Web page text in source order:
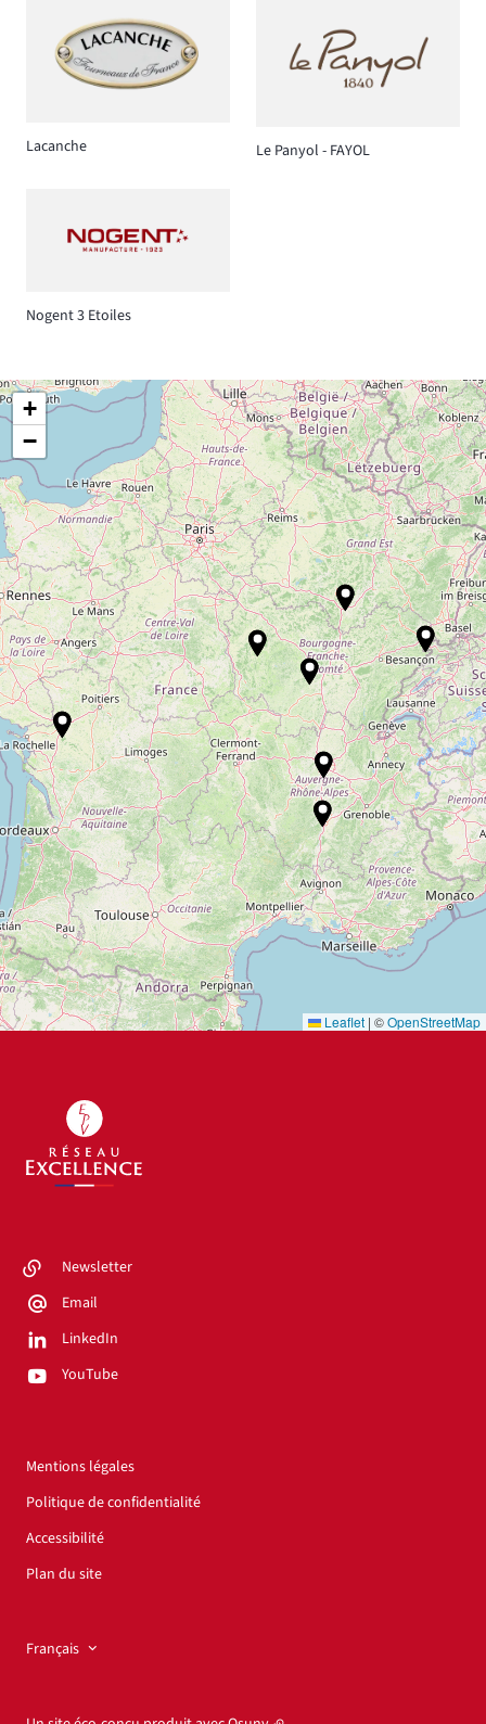
Lacanche Le Panyol - FAYOL
Nogent 3 Etoiles
+
−
Leaflet | ©OpenStreetMap
Newsletter
Email
LinkedIn
YouTube
Mentions légales
Politique de confidentialité
Accessibilité
Plan du site
Français